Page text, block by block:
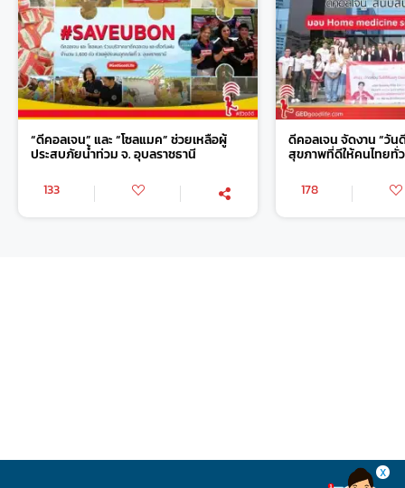
“ดีคอลเจน” และ “โซลแมค” ช่วยเหลือผู้
ประสบภัยน้ำท่วม จ. อุบลราชธานี
133
ดีคอลเจน จัดงาน “วั
สุขภาพที่ดีให้คนไทยทั่
178
X